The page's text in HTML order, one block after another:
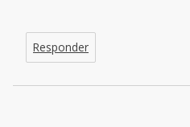
Responder